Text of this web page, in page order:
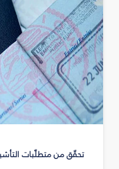
تحقّق من متطلّبات